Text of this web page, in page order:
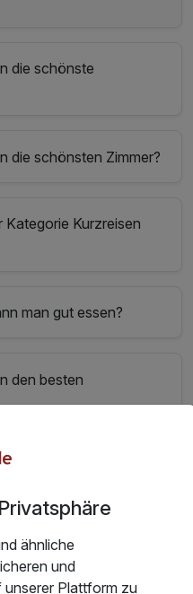
die schönste
die schönsten Zimmer?
Kategorie Kurzreisen
man gut essen?
den besten
es das beste Sport-
die besten Freizeit- und
ähnliche
und
unserer Plattform zu